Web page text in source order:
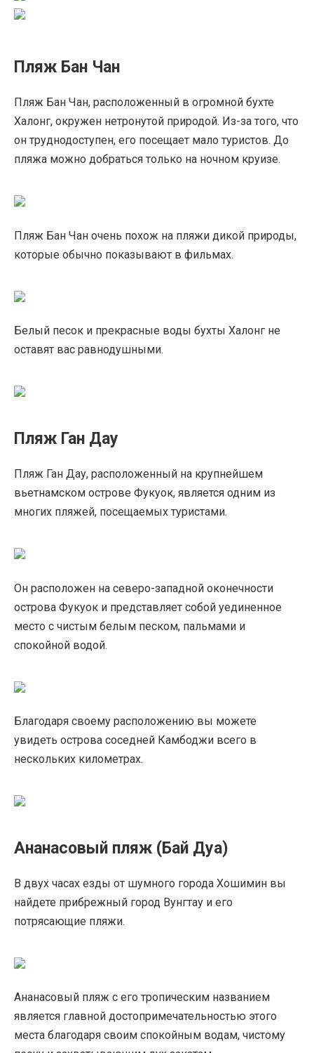
Пляж Бан Чан
Пляж Бан Чан, расположенный в огромной бухте
Халонг, окружен нетронутой природой. Из-за того, что
он труднодоступен, его посещает мало туристов. До
пляжа можно добраться только на ночном круизе.
Пляж Бан Чан очень похож на пляжи дикой природы,
которые обычно показывают в фильмах.
Белый песок и прекрасные воды бухты Халонг не
оставят вас равнодушными.
Пляж Ган Дау
Пляж Ган Дау, расположенный на крупнейшем
вьетнамском острове Фукуок, является одним из
многих пляжей, посещаемых туристами.
Он расположен на северо-западной оконечности
острова Фукуок и представляет собой уединенное
место с чистым белым песком, пальмами и
спокойной водой.
Благодаря своему расположению вы можете
увидеть острова соседней Камбоджи всего в
нескольких километрах.
Ананасовый пляж (Бай Дуа)
В двух часах езды от шумного города Хошимин вы
найдете прибрежный город Вунгтау и его
потрясающие пляжи.
Ананасовый пляж с его тропическим названием
является главной достопримечательностью этого
места благодаря своим спокойным водам, чистому